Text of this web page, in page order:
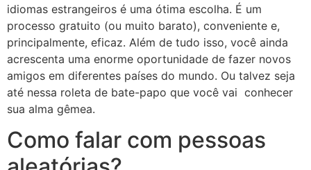
idiomas estrangeiros é uma ótima escolha. É um
processo gratuito (ou muito barato), conveniente e,
principalmente, eficaz. Além de tudo isso, você ainda
acrescenta uma enorme oportunidade de fazer novos
amigos em diferentes países do mundo. Ou talvez seja
até nessa roleta de bate-papo que você vai conhecer
sua alma gêmea.
Como falar com pessoas